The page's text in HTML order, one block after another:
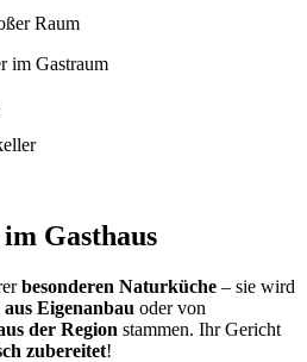
Gasthaus
besonderen Naturküche – sie wird
Eigenanbau oder von
der Region stammen. Ihr Gericht
zubereitet!